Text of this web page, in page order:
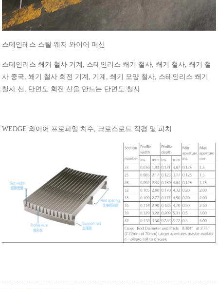
스테인레스 스틸 웨지 와이어 머신
스테인리스 쐐기 철사 기계 , 스테인리스 쐐기 철사,쐐기 철사,쐐기
철
사 중국,쐐기 철사 회전 기계 , 기계 ,쐐기 모양 철사, 스테인리스 쐐기
철사 선 , 단면도 회전 선을 만드는 단면도 철사
WEDGE 와이어 프로파일 치수, 크로스로드 직경 및 피치